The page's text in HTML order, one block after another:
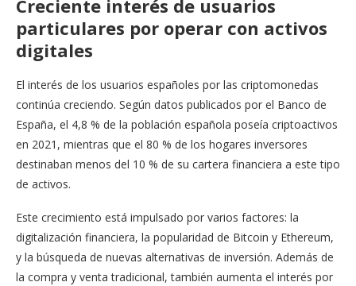
Creciente interés de usuarios
particulares por operar con activos
digitales
El interés de los usuarios españoles por las criptomonedas
continúa creciendo. Según datos publicados por el Banco de
España, el 4,8 % de la población española poseía criptoactivos
en 2021, mientras que el 80 % de los hogares inversores
destinaban menos del 10 % de su cartera financiera a este tipo
de activos.
Este crecimiento está impulsado por varios factores: la
digitalización financiera, la popularidad de Bitcoin y Ethereum,
y la búsqueda de nuevas alternativas de inversión. Además de
la compra y venta tradicional, también aumenta el interés por